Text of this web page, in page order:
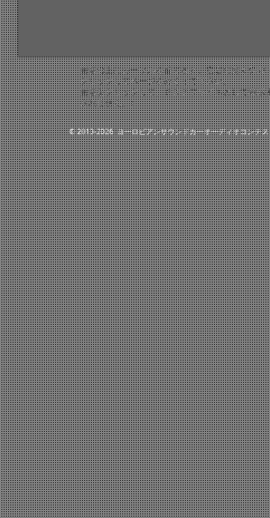
画像の上にカーソルを当てると、左右に薄く矢
クリックしてページをめくって下さい。
画像をクリックして、ＰＤＦファイルとして表
されません。）
© 2013-2026 ヨーロピアンサウンドカーオーディオコンテ